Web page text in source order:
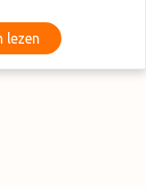
lezen
lezen